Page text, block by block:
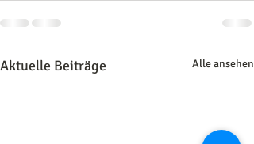
Aktuelle Beiträge Alle ansehen